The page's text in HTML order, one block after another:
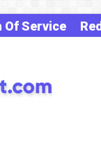
Of Service